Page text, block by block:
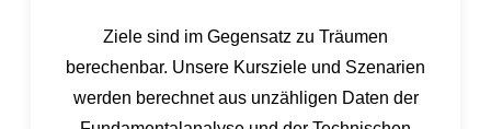
Ziele sind im Gegensatz zu Träumen
berechenbar. Unsere Kursziele und Szenarien
werden berechnet aus unzähligen Daten der